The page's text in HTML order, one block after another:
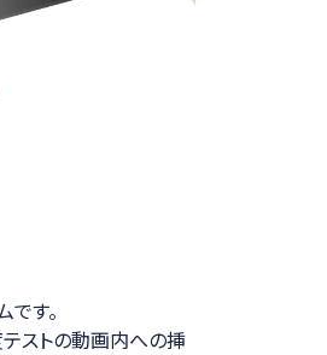
す。
ストの動画内への挿